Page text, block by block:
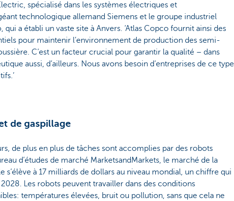
spécialisé dans les systèmes électriques et
technologique allemand Siemens et le groupe industriel
qui a établi un vaste site à Anvers. ‘Atlas Copco fournit ainsi des
pour maintenir l’environnement de production des semi-
C’est un facteur crucial pour garantir la qualité – dans
aussi, d’ailleurs. Nous avons besoin d’entreprises de ce type
de gaspillage
de plus en plus de tâches sont accomplies par des robots
d’études de marché MarketsandMarkets, le marché de la
s’élève à 17 milliards de dollars au niveau mondial, un chiffre qui
Les robots peuvent travailler dans des conditions
températures élevées, bruit ou pollution, sans que cela ne